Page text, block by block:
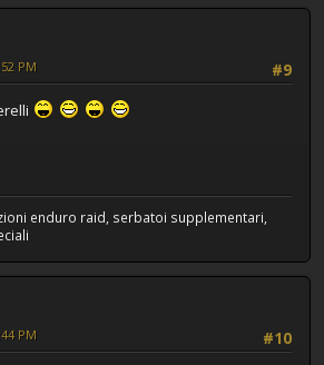
#9
PM
enduro raid, serbatoi supplementari,
#10
PM